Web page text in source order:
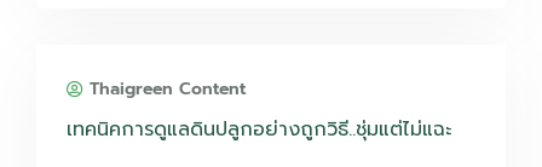
Thaigreen Content
เทคนิคการดูแลดินปลูกอย่างถูกวิธี..ชุ่มแต่ไม่แฉะ